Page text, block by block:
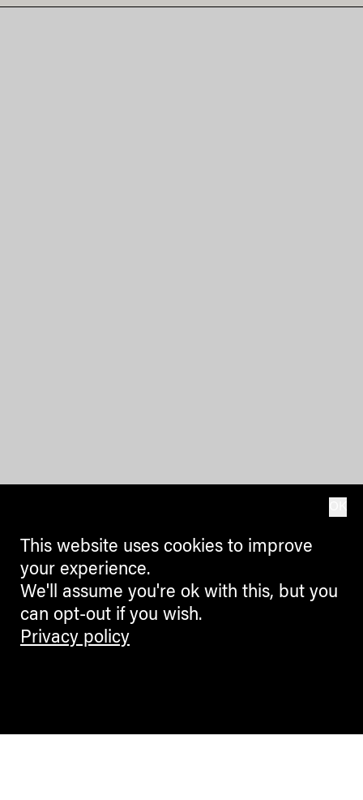
This website uses cookies to improve
your experience.
We'll assume you're ok with this, but you
can opt-out if you wish.
Privacy policy